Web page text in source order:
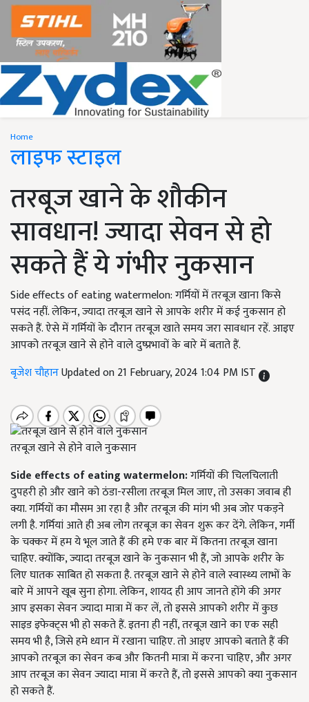
Home
लाइफ स्टाइल
तरबूज खाने के शौकीन
सावधान! ज्यादा सेवन से हो
सकते हैं ये गंभीर नुकसान
Side effects of eating watermelon: गर्मियों में तरबूज खाना किसे
पसंद नहीं. लेकिन, ज्यादा तरबूज खाने से आपके शरीर में कई नुकसान हो
सकते हैं. ऐसे में गर्मियों के दौरान तरबूज खाते समय जरा सावधान रहें. आइए
आपको तरबूज खाने से होने वाले दुष्प्रभावों के बारे में बताते हैं.
बृजेश चौहानUpdated on 21 February, 2024 1:04 PM IST
तरबूज खाने से होने वाले नुकसान
Side effects of eating watermelon:गर्मियों की चिलचिलाती
दुपहरी हो और खाने को ठंडा-रसीला तरबूज मिल जाए, तो उसका जवाब ही
क्या. गर्मियों का मौसम आ रहा है और तरबूज की मांग भी अब जोर पकड़ने
लगी है. गर्मियां आते ही अब लोग तरबूज का सेवन शुरू कर देंगे. लेकिन, गर्मी
के चक्कर में हम ये भूल जाते हैं की हमे एक बार में कितना तरबूज खाना
चाहिए. क्योंकि, ज्यादा तरबूज खाने के नुकसान भी हैं, जो आपके शरीर के
लिए घातक साबित हो सकता है. तरबूज खाने से होने वाले स्वास्थ्य लाभों के
बारे में आपने खूब सुना होगा. लेकिन, शायद ही आप जानते होंगे की अगर
आप इसका सेवन ज्यादा मात्रा में कर लें, तो इससे आपको शरीर में कुछ
साइड इफेक्ट्स भी हो सकते हैं. इतना ही नहीं, तरबूज खाने का एक सही
समय भी है, जिसे हमे ध्यान में रखाना चाहिए. तो आइए आपको बताते हैं की
आपको तरबूज का सेवन कब और कितनी मात्रा में करना चाहिए, और अगर
आप तरबूज का सेवन ज्यादा मात्रा में करते हैं, तो इससे आपको क्या नुकसान
हो सकते हैं.